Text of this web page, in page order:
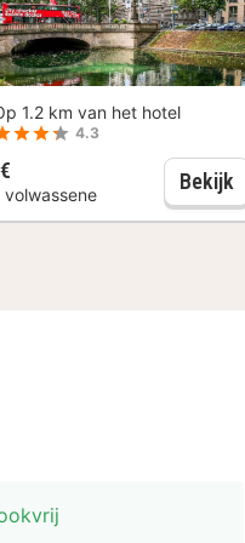
2 uur durende
1.2 km van het hotel
4.3
volwassene
Bekijk